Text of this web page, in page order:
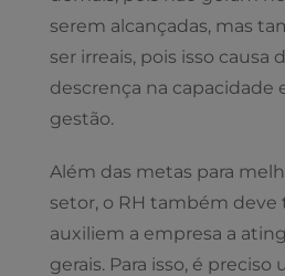
serem alcançadas, mas
ser irreais, pois isso causa
descrença na capacidade
gestão.
Além das metas para
setor, o RH também deve
auxiliem a empresa a
gerais. Para isso, é preciso